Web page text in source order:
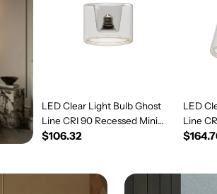
LED Clear Light Bulb Ghost
Line CRI 90 Recessed Mini
Donut 5.5W 450Lm E26 120V
Regular
$106.32
LED
Line
5.5W